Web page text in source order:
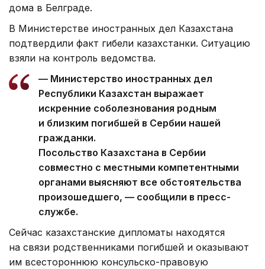
дома в Белграде.
В Министерстве иностранных дел Казахстана
подтвердили факт гибели казахстанки. Ситуацию
взяли на контроль ведомства.
— Министерство иностранных дел
Республики Казахстан выражает
искренние соболезнования родным
и близким погибшей в Сербии нашей
гражданки.
Посольство Казахстана в Сербии
совместно с местными компетентными
органами выясняют все обстоятельства
произошедшего, — сообщили в пресс-
службе.
Сейчас казахстанские дипломаты находятся
на связи родственниками погибшей и оказывают
им всестороннюю консульско-правовую